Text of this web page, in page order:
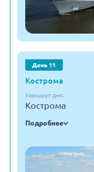
День 11
Кострома
Маршрут дня:
Кострома
Подробнее